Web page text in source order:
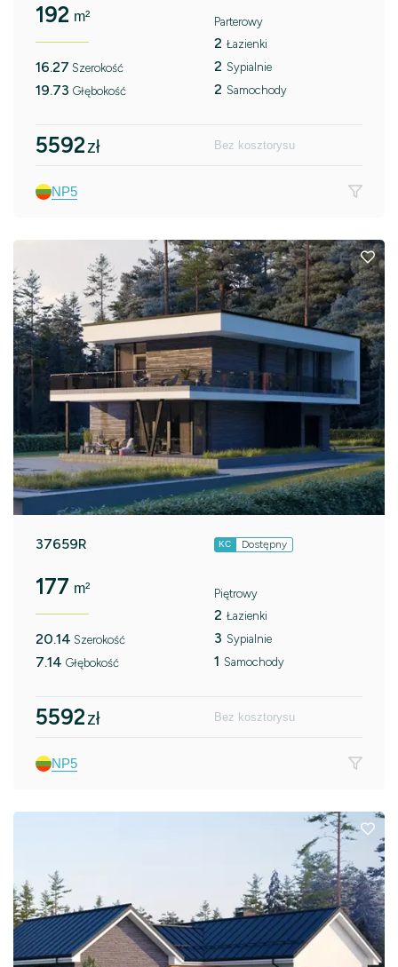
192 m²
16.27 Szerokość
19.73 Głębokość
Parterowy
2 Łazienki
2 Sypialnie
2 Samochody
5592zł Bez kosztorysu
NP5
37659R KC Dostępny
177 m²
20.14 Szerokość
7.14 Głębokość
Piętrowy
2 Łazienki
3 Sypialnie
1 Samochody
5592zł Bez kosztorysu
NP5